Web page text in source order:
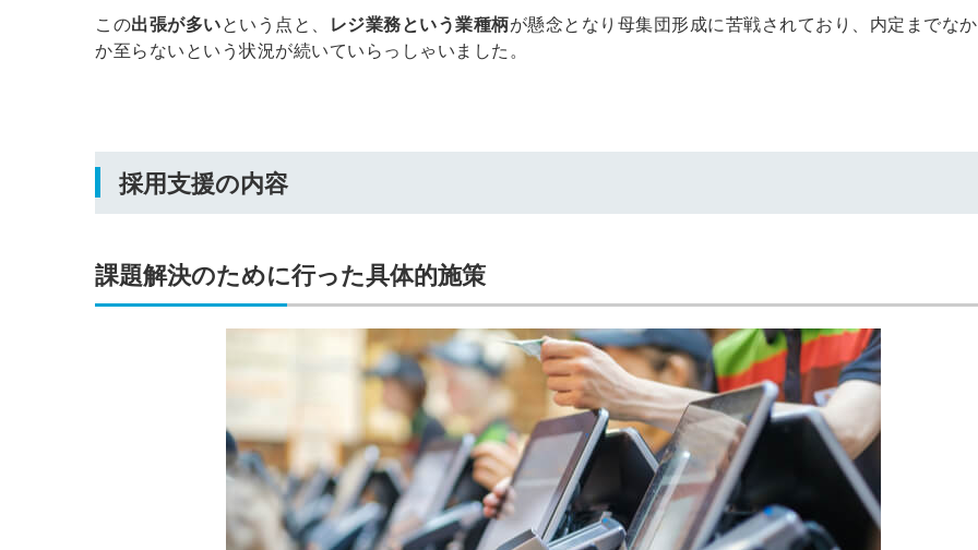
この出張が多いという点と、 レジ業務という業種柄が懸念となり母集団形成に苦戦されており、内定までな
か至らないという状況が続いていらっしゃいました。
採用支援の内容
課題解決のために行った具体的施策
ログイン
する
みんなの採用部があなたの許可
なく投稿することはありません
る
みんなの採用部があ
なたの許可なく投稿
することはありませ
採用に役立つ
る独自の調査
く
などを取材し
たインタビュ
ー記事が読め
る
「自社の採用をよ
り良くしたい！」
という経営者や採